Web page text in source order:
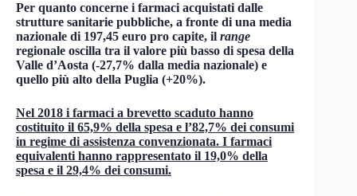
Per quanto concerne i farmaci acquistati dalle
strutture sanitarie pubbliche, a fronte di una media
nazionale di 197,45 euro pro capite, il range
regionale oscilla tra il valore più basso di spesa della
Valle d’Aosta (-27,7% dalla media nazionale) e
quello più alto della Puglia (+20%).
Nel 2018 i farmaci a brevetto scaduto hanno
costituito il 65,9% della spesa e l’82,7% dei consumi
in regime di assistenza convenzionata. I farmaci
equivalenti hanno rappresentato il 19,0% della
spesa e il 29,4% dei consumi.